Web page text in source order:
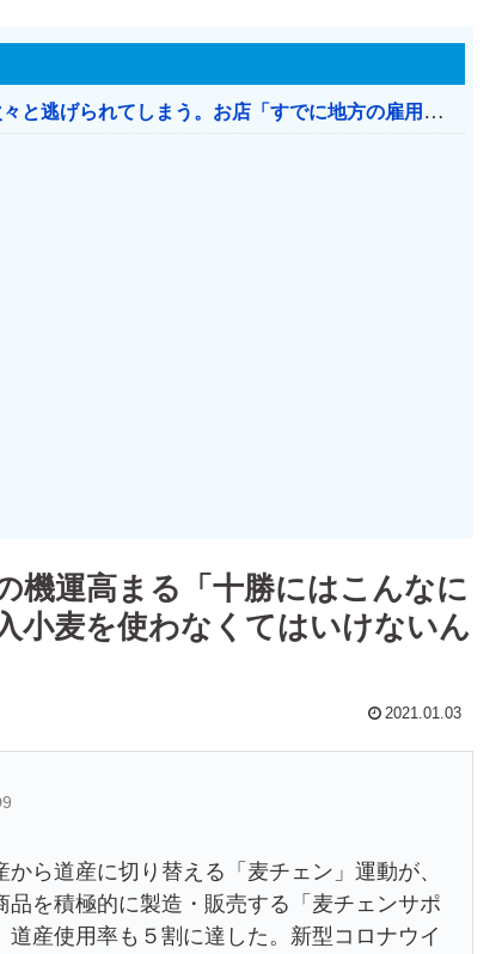
日本のお店、時給1500円でもミャンマー人に次々と逃げられてしまう。お店「すでに地方の雇用は崩壊」
機運高まる「十勝にはこんなに
小麦を使わなくてはいけないん
2021.01.03
ら道産に切り替える「麦チェン」運動が、
を積極的に製造・販売する「麦チェンサポ
産使用率も５割に達した。新型コロナウイ